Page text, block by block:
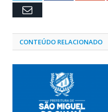
Email
CONTEÚDO RELACIONADO